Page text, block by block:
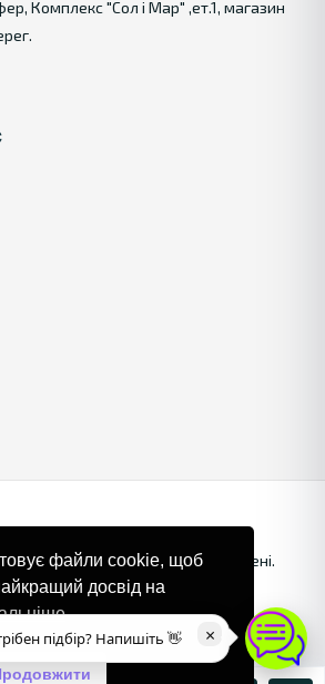
Комплекс "Сол і Мар" ,ет.1, магазин
by Inrealr4u. Усі права захищені.
конфіденційності
×
підбір? Напишіть 👋
файли cookie, щоб
досвід на